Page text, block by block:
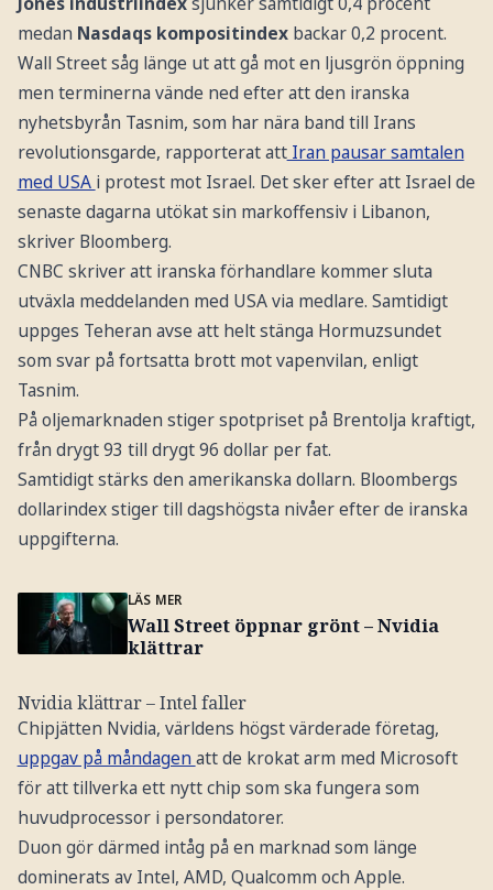
medan Nasdaqs kompositindexbackar 0,2 procent.
Wall Street såg länge ut att gå mot en ljusgrön öppning
men terminerna vände ned efter att den iranska
nyhetsbyrån Tasnim, som har nära band till Irans
revolutionsgarde, rapporterat attIran pausar samtalen
med USA i protest mot Israel. Det sker efter att Israel de
senaste dagarna utökat sin markoffensiv i Libanon,
skriver Bloomberg.
CNBC skriver att iranska förhandlare kommer sluta
utväxla meddelanden med USA via medlare. Samtidigt
uppges Teheran avse att helt stänga Hormuzsundet
som svar på fortsatta brott mot vapenvilan, enligt
Tasnim.
På oljemarknaden stiger spotpriset på Brentolja kraftigt,
från drygt 93 till drygt 96 dollar per fat.
Samtidigt stärks den amerikanska dollarn. Bloombergs
dollarindex stiger till dagshögsta nivåer efter de iranska
uppgifterna.
LÄS MER
Wall Street öppnar grönt – Nvidia
klättrar
Nvidia klättrar – Intel faller
Chipjätten Nvidia, världens högst värderade företag,
uppgav på måndagenatt de krokat arm med Microsoft
för att tillverka ett nytt chip som ska fungera som
huvudprocessor i persondatorer.
Duon gör därmed intåg på en marknad som länge
dominerats av Intel, AMD, Qualcomm och Apple.